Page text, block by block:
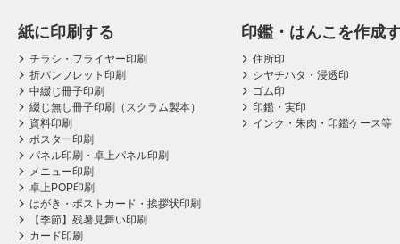
紙に印刷する
チラシ・フライヤー印刷
折パンフレット印刷
中綴じ冊子印刷
綴じ無し冊子印刷（スクラム製本）
資料印刷
ポスター印刷
パネル印刷・卓上パネル印刷
メニュー印刷
卓上POP印刷
はがき・ポストカード・挨拶状印刷
【季節】残暑見舞い印刷
カード印刷
印鑑・はんこを作成
住所印
シヤチハタ・浸透印
ゴム印
印鑑・実印
インク・朱肉・印鑑ケース等